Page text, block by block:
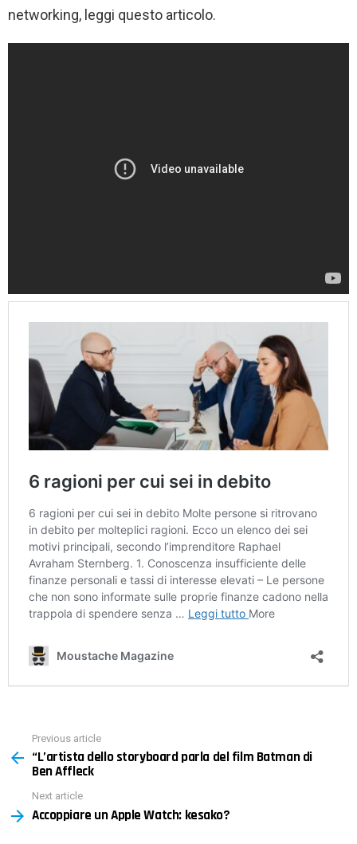
networking, leggi questo articolo.
more
Previous article
“L’artista dello storyboard parla del film Batman di
Ben Affleck
Next article
Accoppiare un Apple Watch: kesako?